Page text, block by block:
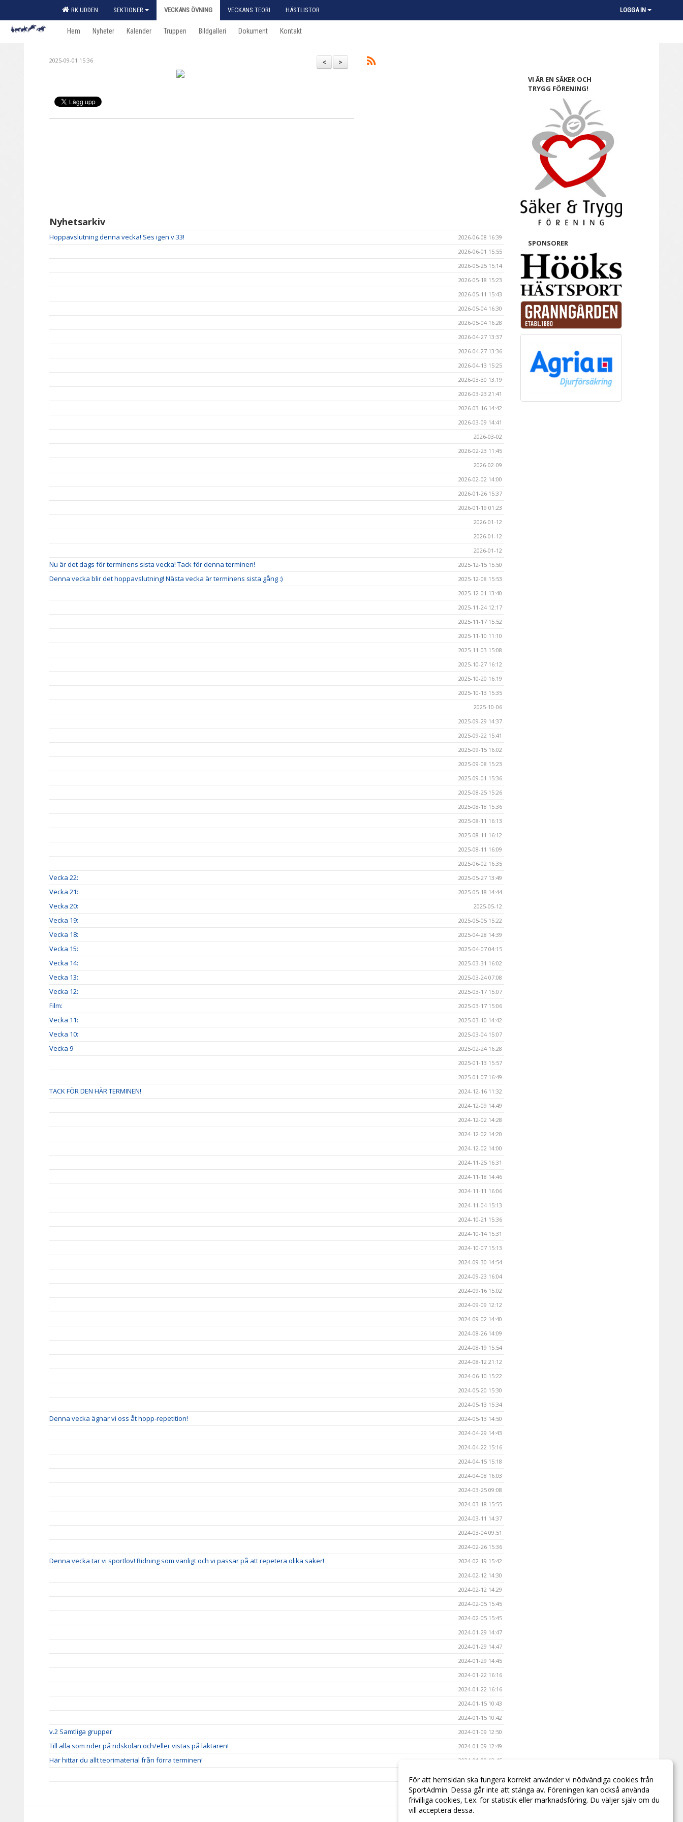
RK UDDEN SEKTIONER VECKANS ÖVNING VECKANS TEORI HÄSTLISTOR LOGGA IN
Hem Nyheter Kalender Truppen Bildgalleri Dokument Kontakt
>
<
2025-09-01 15:36
Nyhetsarkiv
Hoppavslutning denna vecka! Ses igen v.33!
2026-06-08 16:39
2026-06-01 15:55
2026-05-25 15:14
2026-05-18 15:23
2026-05-11 15:43
2026-05-04 16:30
2026-05-04 16:28
2026-04-27 13:37
2026-04-27 13:36
2026-04-13 15:25
2026-03-30 13:19
2026-03-23 21:41
2026-03-16 14:42
2026-03-09 14:41
2026-03-02
2026-02-23 11:45
2026-02-09
2026-02-02 14:00
2026-01-26 15:37
2026-01-19 01:23
2026-01-12
2026-01-12
2026-01-12
Nu är det dags för terminens sista vecka! Tack för denna terminen! 2025-12-15 15:50
Denna vecka blir det hoppavslutning! Nästa vecka är terminens sista gång :)
2025-12-08 15:53
2025-12-01 13:40
2025-11-24 12:17
2025-11-17 15:52
2025-11-10 11:10
2025-11-03 15:08
2025-10-27 16:12
2025-10-20 16:19
2025-10-13 15:35
2025-10-06
2025-09-29 14:37
2025-09-22 15:41
2025-09-15 16:02
2025-09-08 15:23
2025-09-01 15:36
2025-08-25 15:26
2025-08-18 15:36
2025-08-11 16:13
2025-08-11 16:12
2025-08-11 16:09
2025-06-02 16:35
Vecka 22: 2025-05-27 13:49
Vecka 21: 2025-05-18 14:44
Vecka 20: 2025-05-12
Vecka 19: 2025-05-05 15:22
Vecka 18: 2025-04-28 14:39
Vecka 15: 2025-04-07 04:15
Vecka 14: 2025-03-31 16:02
Vecka 13: 2025-03-24 07:08
Vecka 12: 2025-03-17 15:07
Film: 2025-03-17 15:06
Vecka 11: 2025-03-10 14:42
Vecka 10: 2025-03-04 15:07
Vecka 9
2025-02-24 16:28
2025-01-13 15:57
2025-01-07 16:49
TACK FÖR DEN HÄR TERMINEN!
2024-12-16 11:32
2024-12-09 14:49
2024-12-02 14:28
2024-12-02 14:20
2024-12-02 14:00
2024-11-25 16:31
2024-11-18 14:46
2024-11-11 16:06
2024-11-04 15:13
2024-10-21 15:36
2024-10-14 15:31
2024-10-07 15:13
2024-09-30 14:54
2024-09-23 16:04
2024-09-16 15:02
2024-09-09 12:12
2024-09-02 14:40
2024-08-26 14:09
2024-08-19 15:54
2024-08-12 21:12
2024-06-10 15:22
2024-05-20 15:30
2024-05-13 15:34
Denna vecka ägnar vi oss åt hopp-repetition!
2024-05-13 14:50
2024-04-29 14:43
2024-04-22 15:16
2024-04-15 15:18
2024-04-08 16:03
2024-03-25 09:08
2024-03-18 15:55
2024-03-11 14:37
2024-03-04 09:51
2024-02-26 15:36
Denna vecka tar vi sportlov! Ridning som vanligt och vi passar på att repetera olika saker!
2024-02-19 15:42
2024-02-12 14:30
2024-02-12 14:29
2024-02-05 15:45
2024-02-05 15:45
2024-01-29 14:47
2024-01-29 14:47
2024-01-29 14:45
2024-01-22 16:16
2024-01-22 16:16
2024-01-15 10:43
2024-01-15 10:42
v.2 Samtliga grupper 2024-01-09 12:50
Till alla som rider på ridskolan och/eller vistas på läktaren! 2024-01-09 12:49
Här hittar du allt teorimaterial från förra terminen!
2024-01-09 12:45
2023-11-20 04:50
VI ÄR EN SÄKER OCH
TRYGG FÖRENING!
SPONSORER
För att hemsidan ska fungera korrekt använder vi nödvändiga cookies från
SportAdmin. Dessa går inte att stänga av. Föreningen kan också använda
frivilliga cookies, t.ex. för statistik eller marknadsföring. Du väljer själv om du
vill acceptera dessa.